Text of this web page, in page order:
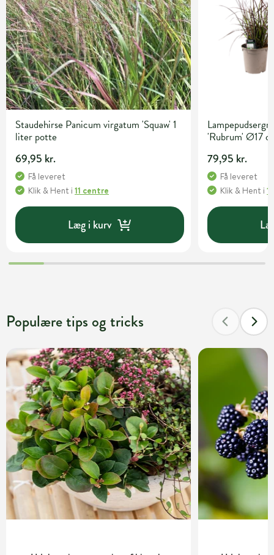
Staudehirse Panicum virgatum 'Squaw' 1
liter potte
69,95 kr.
Få leveret
Klik & Hent i 11 centre
Læg i kurv
'Rubrum' Ø17
79,95 kr.
Få leveret
Klik & Hent i
Populære tips og tricks